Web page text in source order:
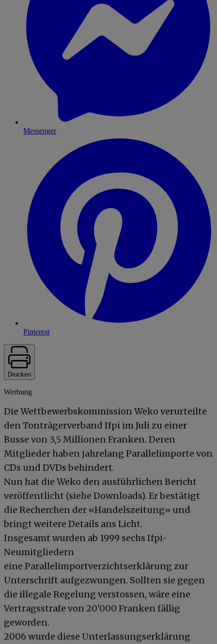
Messenger
Pinterest
Drucken
Werbung
Die Wettbewerbskommission Weko verurteilte
den Tonträgerverband Ifpi im Juli zu einer
Busse von 3,5 Millionen Franken. Deren
Mitglieder haben jahrelang Parallelimporte von
CDs und DVDs behindert.
Nun hat die Weko den ausführlichen Bericht
veröffentlicht (siehe Downloads). Er bestätigt
die Recherchen der «Handelszeitung» und
bringt weitere Details ans Licht.
Insgesamt wurden ab 1999 sechs Ifpi-
Neumitgliedern
eine Parallelimportverzichtserklärung zur
Unterschrift aufgezwungen. Sollten sie gegen
die illegale Regelung verstossen, wäre eine
Vertragsstrafe von 20'000 Franken fällig
geworden.
2006 wurde diese Unterlassungserklärung